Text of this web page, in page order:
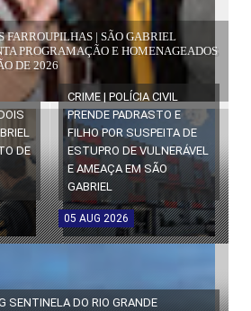
FARROUPILHAS | SÃO GABRIEL
PROGRAMAÇÃO E HOMENAGEADOS
DE 2026
DE
CRIME | POLÍCIA CIVIL
PRENDE PADRASTO E
FILHO POR SUSPEITA DE
ESTUPRO DE VULNERÁVEL
E AMEAÇA EM SÃO
GABRIEL
05 AUG 2026
SENTINELA DO RIO GRANDE